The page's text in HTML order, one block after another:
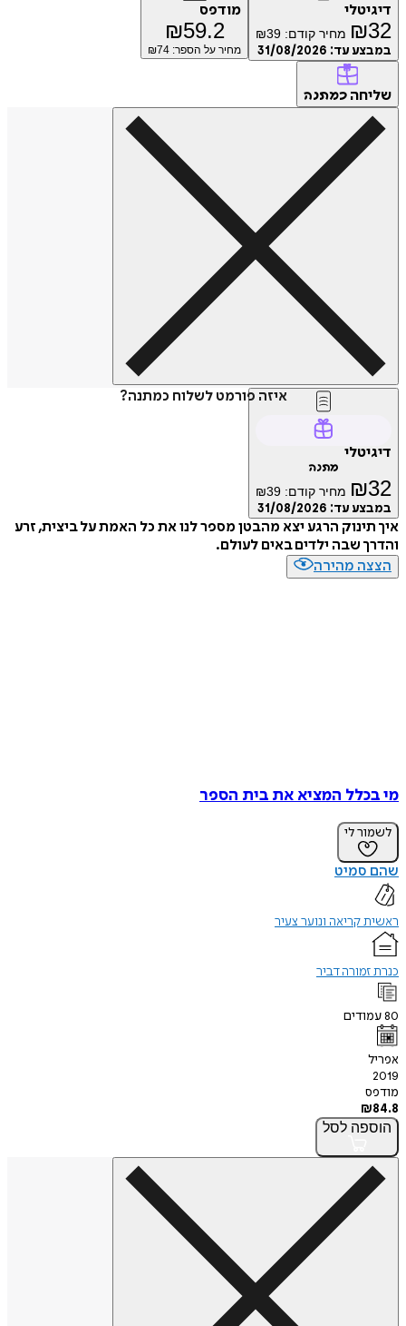
דיגיטלי
₪32 מחיר קודם: ₪39
במבצע עד: 31/08/2026
מודפס
₪59.2
מחיר על הספר: ₪ 74
שליחה כמתנה
איזה פורמט לשלוח כמתנה?
דיגיטלי
מתנה
₪32 מחיר קודם: ₪39
במבצע עד: 31/08/2026
איך תינוק הרגע יצא מהבטן מספר לנו את כל האמת על ביצית, זרע
והדרך שבה ילדים באים לעולם.
הצצה מהירה
מי בכלל המציא את בית הספר
לשמור לי
שהם סמיט
ראשית קריאה ונוער צעיר
כנרת זמורה דביר
80עמודים
אפריל
2019
מודפס
₪84.8
הוספה לסל